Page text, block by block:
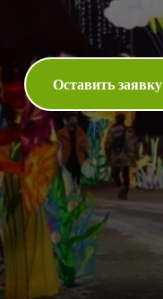
Оставить заявку